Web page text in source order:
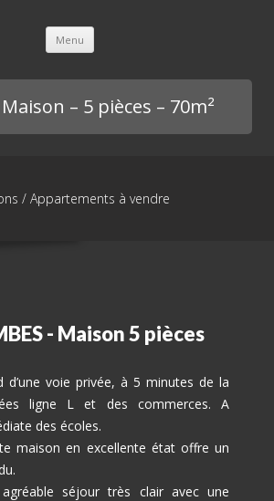
Menu Aller au contenu principal
Maison – 5 pièces – 70m²
/ Appartements à vendre
- Maison 5 pièces
d’une voie privée, à 5 minutes de la
ligne L et des commerces. A
des écoles.
maison en excellente état offre un
séjour très clair avec une